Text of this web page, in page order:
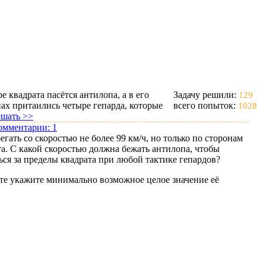
Задачу решили: 129
всего попыток: 1028
>>
1
квадрата пасётся антилопа, а в его
притаились четыре гепарда, которые
со скоростью не более 99 км/ч, но только по сторонам
С какой скоростью должна бежать антилопа, чтобы
за пределы квадрата при любой тактике гепардов?
укажите минимально возможное целое значение её